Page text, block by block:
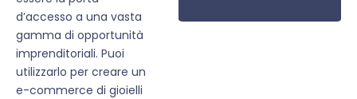
d’accesso a una vasta
gamma di opportunità
imprenditoriali. Puoi
utilizzarlo per creare un
e-commerce di gioielli